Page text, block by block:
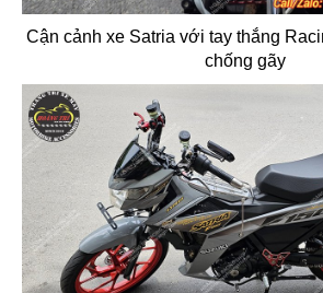
Cận cảnh xe Satria với tay thắng
chống gãy